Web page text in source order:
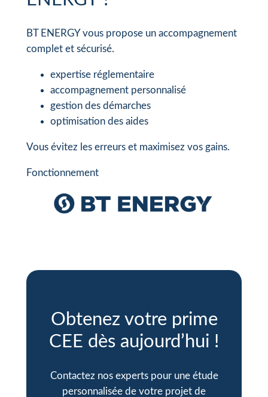
BT ENERGY vous propose un accompagnement
complet et sécurisé.
expertise réglementaire
accompagnement personnalisé
gestion des démarches
optimisation des aides
Vous évitez les erreurs et maximisez vos gains.
Fonctionnement
Obtenez votre prime
CEE dès aujourd’hui !
Contactez nos experts pour une étude
personnalisée de votre projet de